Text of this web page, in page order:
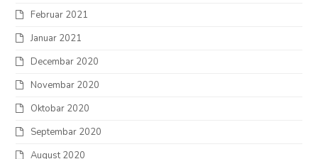
Februar 2021
Januar 2021
Decembar 2020
Novembar 2020
Oktobar 2020
Septembar 2020
August 2020